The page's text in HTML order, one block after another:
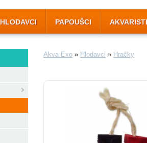
HLODAVCI PAPOUŠCI
Akva Exo » Hlodavci » Hračky